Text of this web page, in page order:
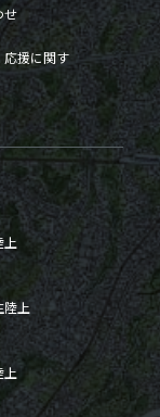
せ
応援に関す
上
陸上
上